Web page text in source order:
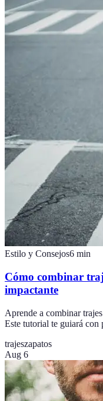
Estilo y Consejos6 min
Cómo combinar
impactante
Aprende a combinar
Este tutorial te guiará con
trajeszapatos
Aug 6